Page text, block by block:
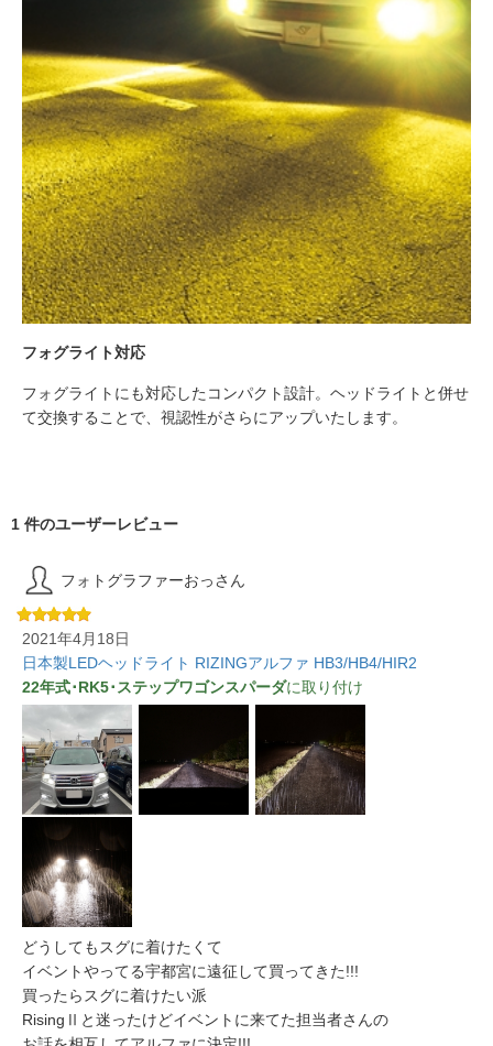
フォグライト対応
フォグライトにも対応したコンパクト設計。ヘッドライトと併せ
て交換することで、視認性がさらにアップいたします。
1 件のユーザーレビュー
フォトグラファーおっさん
2021年4月18日
日本製LEDヘッドライト RIZINGアルファ HB3/HB4/HIR2
22年式･RK5･ステップワゴンスパーダに取り付け
どうしてもスグに着けたくて
イベントやってる宇都宮に遠征して買ってきた!!!
買ったらスグに着けたい派
RisingⅡと迷ったけどイベントに来てた担当者さんの